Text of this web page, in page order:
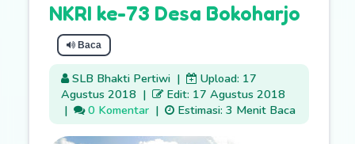
NKRI ke-73 Desa Bokoharjo
Baca
SLB Bhakti Pertiwi |
Upload: 17
Agustus 2018 |
Edit: 17 Agustus 2018
|
0 Komentar | Estimasi: 3 Menit Baca